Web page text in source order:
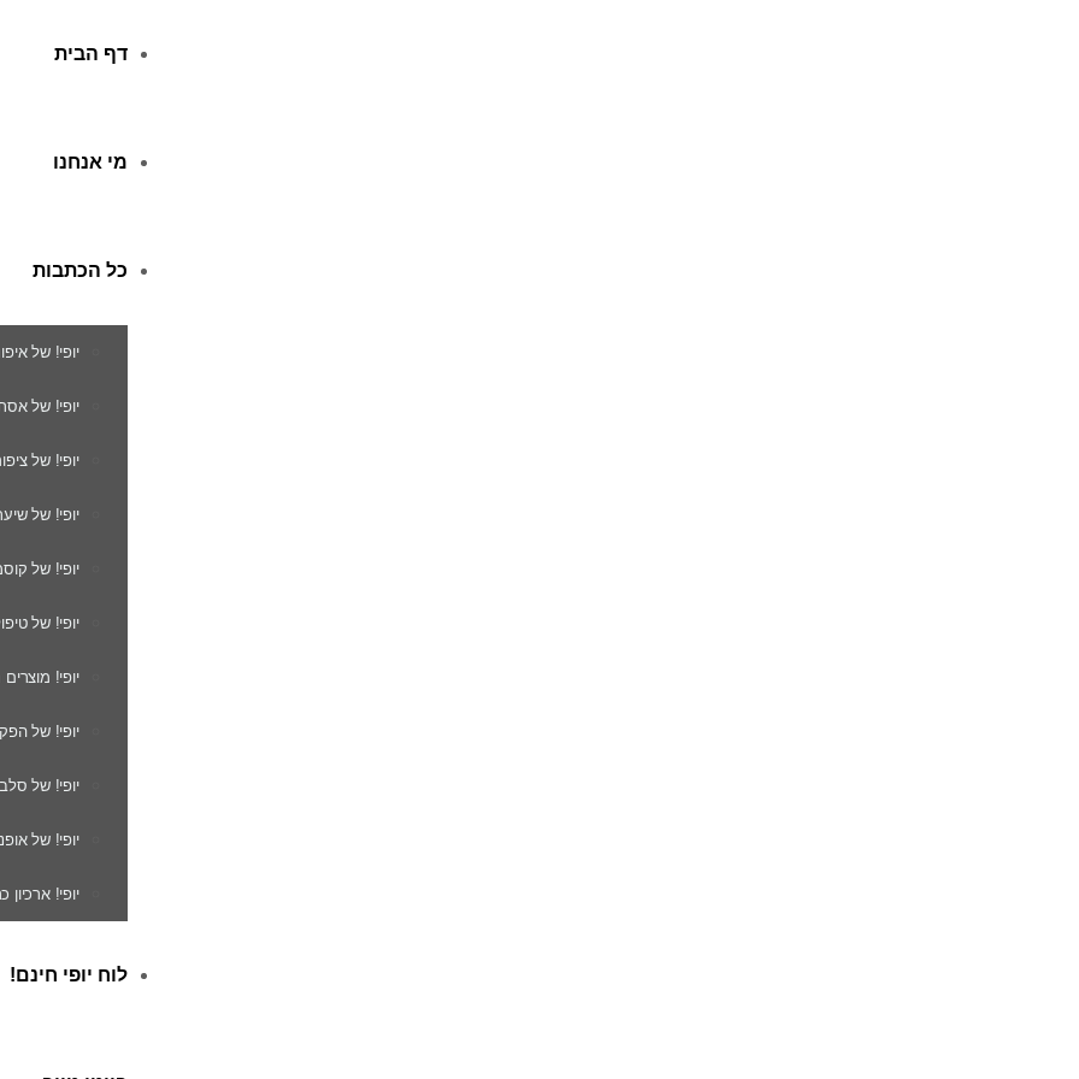
דף הבית
מי אנחנו
כל הכתבות
יופי! של
יופי! של
יופי! של
יופי! של
יופי! של
יופי! של
יופי!
יופי! של
יופי! של
יופי! של
יופי! ארכיון
לוח יופי חינם!